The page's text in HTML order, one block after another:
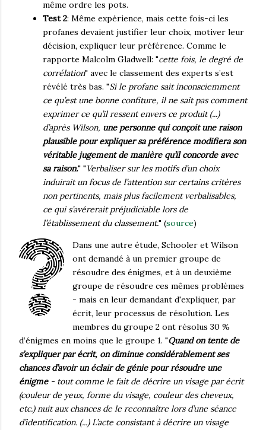
même ordre les pots.
Test 2: Même expérience, mais cette fois-ci les
profanes devaient justifier leur choix, motiver leur
décision, expliquer leur préférence. Comme le
rapporte Malcolm Gladwell: "cette fois, le degré de
corrélation" avec le classement des experts s’est
révélé très bas. "Si le profane sait inconsciemment
ce qu’est une bonne confiture, il ne sait pas comment
exprimer ce qu’il ressent envers ce produit (...)
d’après Wilson, une personne qui conçoit une raison
plausible pour expliquer sa préférence modifiera son
véritable jugement de manière qu’il concorde avec
sa raison." "Verbaliser sur les motifs d’un choix
induirait un focus de l’attention sur certains critères
non pertinents, mais plus facilement verbalisables,
ce qui s’avérerait préjudiciable lors de
l’établissement du classement." (source)
Dans une autre étude, Schooler et Wilson
ont demandé à un premier groupe de
résoudre des énigmes, et à un deuxième
groupe de résoudre ces mêmes problèmes
- mais en leur demandant d'expliquer, par
écrit, leur processus de résolution. Les
membres du groupe 2 ont résolus 30 %
d’énigmes en moins que le groupe 1. "Quand on tente de
s’expliquer par écrit, on diminue considérablement ses
chances d’avoir un éclair de génie pour résoudre une
énigme- tout comme le fait de décrire un visage par écrit
(couleur de yeux, forme du visage, couleur des cheveux,
etc.) nuit aux chances de le reconnaître lors d’une séance
d’identification. (...) L’acte consistant à décrire un visage